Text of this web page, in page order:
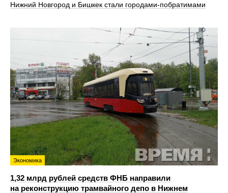
Нижний Новгород и Бишкек стали городами-побратимами
Экономика
1,32 млрд рублей средств ФНБ направили
на реконструкцию трамвайного депо в Нижнем